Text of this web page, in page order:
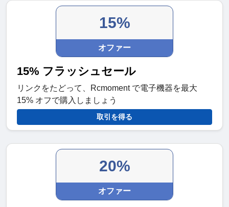
15%
オファー
15% フラッシュセール
リンクをたどって、Rcmoment で電子機器を最大
15% オフで購入しましょう
取引を得る
20%
オファー